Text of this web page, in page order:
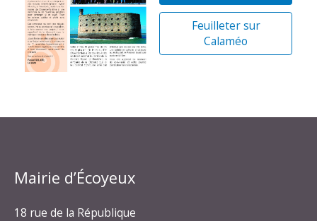
Feuilleter sur
Calaméo
Mairie d’Écoyeux
18 rue de la République